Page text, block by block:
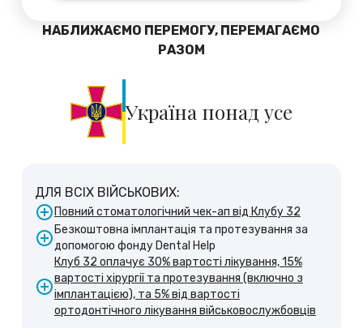
НАБЛИЖАЄМО ПЕРЕМОГУ, ПЕРЕМАГАЄМО
РАЗОМ
Україна понад усе
ДЛЯ ВСІХ ВІЙСЬКОВИХ:
Повний стоматологічний чек-ап від Клубу 32
Безкоштовна імплантація та протезування за
допомогою фонду Dental Help
Клуб 32 оплачує 30% вартості лікування, 15%
вартості хірургії та протезування (включно з
імплантацією), та 5% від вартості
ортодонтічного лікування військовослужбовців